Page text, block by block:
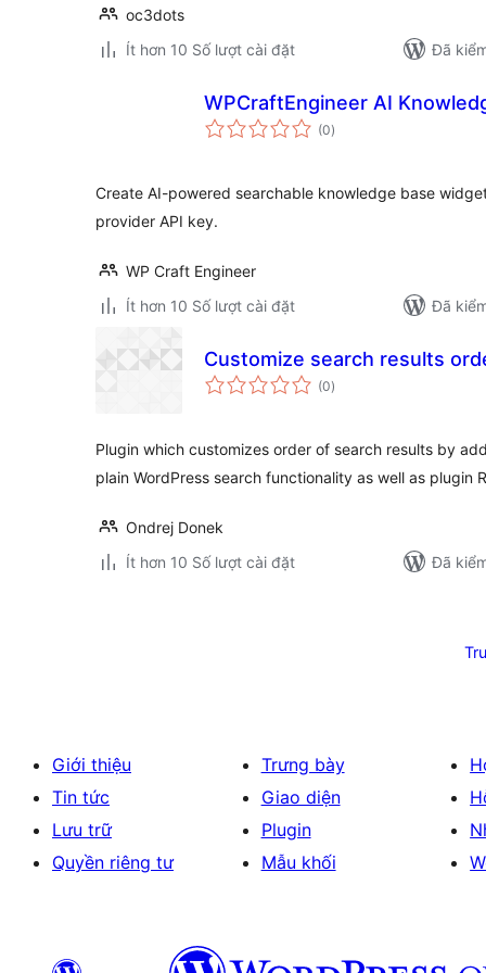
oc3dots
Ít hơn 10 Số lượt cài đặt
Đã
WPCraftEngineer AI
(0tổng
đánh
)
Create AI-powered searchable knowledge base
provider API key.
WP Craft Engineer
Ít hơn 10 Số lượt cài đặt
Đã
Customize search results
(0tổng
đánh
)
Plugin which customizes order of search results by
plain WordPress search functionality as well as plugin
Ondrej Donek
Ít hơn 10 Số lượt cài đặt
Đã
Giới thiệu
Tin tức
Lưu trữ
Quyền riêng tư
Trưng bày
Giao diện
Plugin
Mẫu khối